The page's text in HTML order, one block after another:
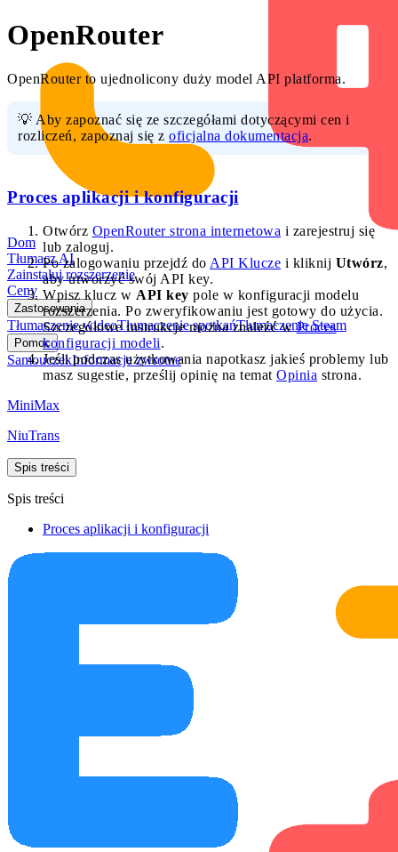
Dom
Tłumacz AI
Zainstaluj rozszerzenie
Ceny
Zastosowania
Tłumaczenie wideoTłumaczenie spotkańTłumaczenie Steam
Pomoc
SamouczekInformacje zwrotne
OpenRouter
OpenRouter to ujednolicony duży model API platforma.
💡 Aby zapoznać się ze szczegółami dotyczącymi cen i
rozliczeń, zapoznaj się z oficjalna dokumentacja.
Proces aplikacji i konfiguracji
Otwórz OpenRouter strona internetowa i zarejestruj się
lub zaloguj.
Po zalogowaniu przejdź do API Klucze i kliknij Utwórz,
aby utworzyć swój API key.
Wpisz klucz w API key pole w konfiguracji modelu
rozszerzenia. Po zweryfikowaniu jest gotowy do użycia.
Szczegółowe instrukcje można znaleźć wProces
konfiguracji modeli.
Jeśli podczas użytkowania napotkasz jakieś problemy lub
masz sugestie, prześlij opinię na temat Opinia strona.
MiniMax
NiuTrans
Spis treści
Spis treści
Proces aplikacji i konfiguracji